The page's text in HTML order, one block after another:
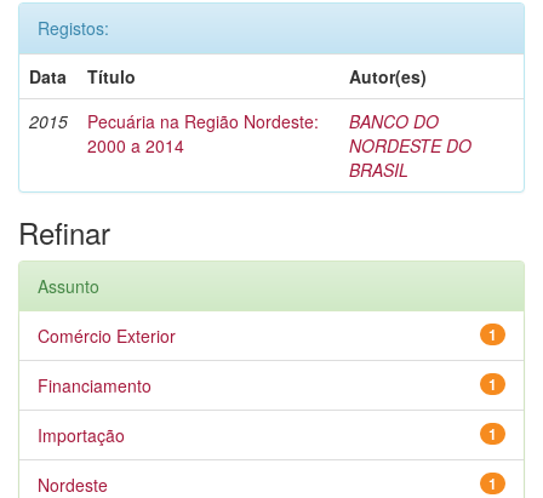
Registos:
Data
Título
Autor(es)
2015
Pecuária na Região Nordeste:
2000 a 2014
BANCO DO
NORDESTE DO
BRASIL
Refinar
Assunto
1
Comércio Exterior
1
Financiamento
1
Importação
1
Nordeste